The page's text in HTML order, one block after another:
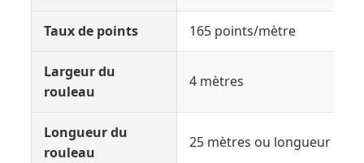
Taux de points 165 points/mètre
Largeur du
rouleau
4 mètres
Longueur du
rouleau
25 mètres ou longueur